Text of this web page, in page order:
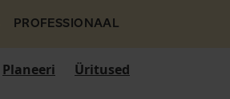
PROFESSIONAAL
Planeeri Üritused